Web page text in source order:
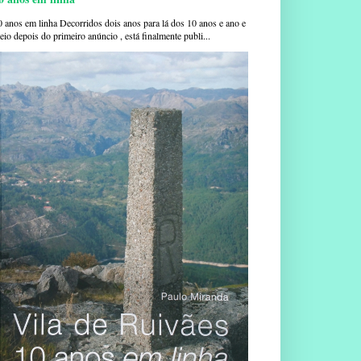
anos em linha Decorridos dois anos para lá dos 10 anos e ano e
depois do primeiro anúncio , está finalmente publi...